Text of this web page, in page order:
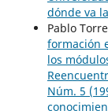
dónde va
Pablo
formación
los
Núm. 5